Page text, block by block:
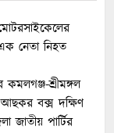
নেতা নিহত
শ্রীমঙ্গল
বক্স দক্ষিণ
জাতীয় পার্টির